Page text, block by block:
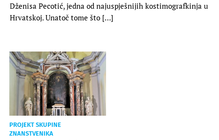
Dženisa Pecotić, jedna od najuspješnijih kostimografkinja u
Hrvatskoj. Unatoč tome što […]
PROJEKT SKUPINE
ZNANSTVENIKA